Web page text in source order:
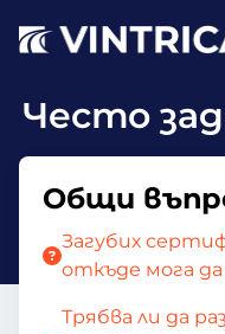
Често
Общи
Загубих
откъде мога
Трябва ли да